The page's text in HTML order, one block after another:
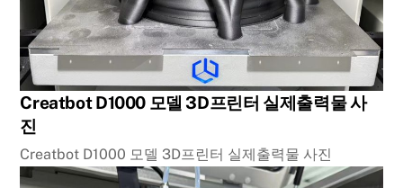
Creatbot D1000 모델 3D프린터 실제출력물 사
진
Creatbot D1000 모델 3D프린터 실제출력물 사진